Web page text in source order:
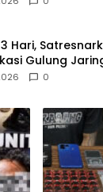
Hari,
Gulung
0